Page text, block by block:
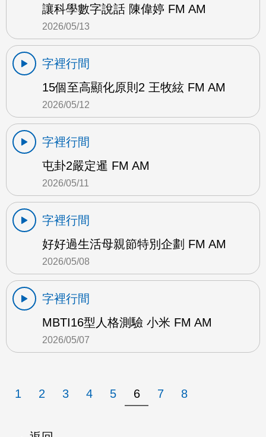
讓科學數字說話 陳偉婷 FM AM
2026/05/13
字裡行間
15個至高顯化原則2 王牧絃 FM AM
2026/05/12
字裡行間
屯卦2嚴定暹 FM AM
2026/05/11
字裡行間
好好過生活母親節特別企劃 FM AM
2026/05/08
字裡行間
MBTI16型人格測驗 小米 FM AM
2026/05/07
1 2 3 4 5 6 7 8